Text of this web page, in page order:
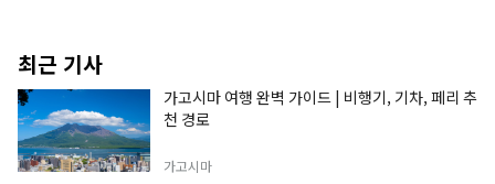
최근 기사
가고시마 여행 완벽 가이드 | 비행기, 기차, 페리 추
천 경로
가고시마